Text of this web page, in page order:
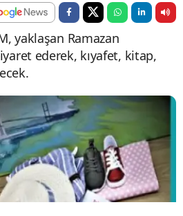
yaklaşan Ramazan
ederek, kıyafet, kitap,